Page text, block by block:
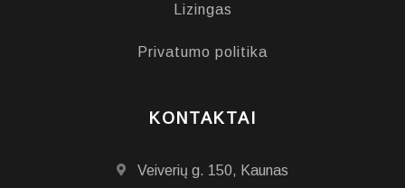
Lizingas
Privatumo politika
KONTAKTAI
Veiverių g. 150, Kaunas